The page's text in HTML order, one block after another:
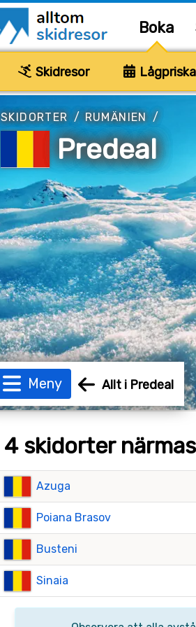
Boka
Skidresor
SKIDORTER /RUMÄNIEN /
Predeal
Meny Allt i Predeal
4 skidorter
Azuga
Poiana Brasov
Busteni
Sinaia